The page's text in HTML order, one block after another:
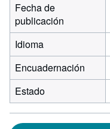
Fecha de
publicación
Idioma
Encuadernación
Estado